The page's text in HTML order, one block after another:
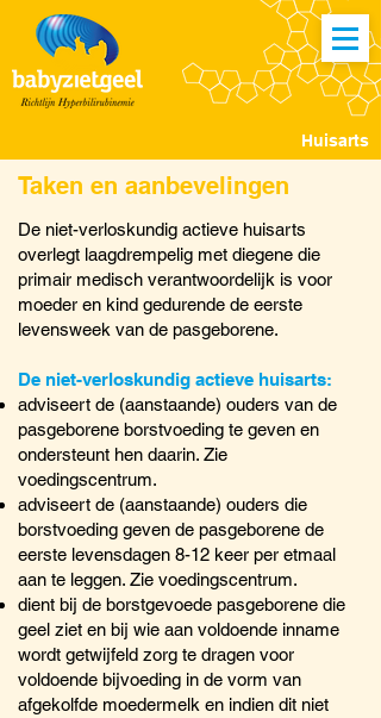
Huisarts
Taken en aanbevelingen
De niet-verloskundig actieve huisarts
overlegt laagdrempelig met diegene die
primair medisch verantwoordelijk is voor
moeder en kind gedurende de eerste
levensweek van de pasgeborene.
De niet-verloskundig actieve huisarts:
adviseert de (aanstaande) ouders van de
pasgeborene borstvoeding te geven en
ondersteunt hen daarin. Zie
voedingscentrum.
adviseert de (aanstaande) ouders die
borstvoeding geven de pasgeborene de
eerste levensdagen 8-12 keer per etmaal
aan te leggen. Zie voedingscentrum.
dient bij de borstgevoede pasgeborene die
geel ziet en bij wie aan voldoende inname
wordt getwijfeld zorg te dragen voor
voldoende bijvoeding in de vorm van
afgekolfde moedermelk en indien dit niet